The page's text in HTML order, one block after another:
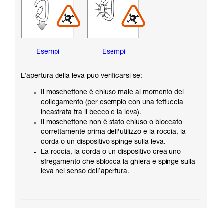
Esempi Esempi
L’apertura della leva può verificarsi se:
Il moschettone è chiuso male al momento del
collegamento (per esempio con una fettuccia
incastrata tra il becco e la leva).
Il moschettone non è stato chiuso o bloccato
correttamente prima dell’utilizzo e la roccia, la
corda o un dispositivo spinge sulla leva.
La roccia, la corda o un dispositivo crea uno
sfregamento che sblocca la ghiera e spinge sulla
leva nel senso dell’apertura.